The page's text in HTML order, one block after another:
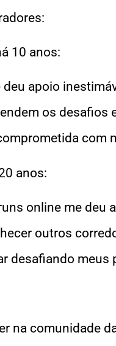
10 anos:
apoio
os desafios
com
anos:
online me deu
outros
desafiando meus
na comunidade